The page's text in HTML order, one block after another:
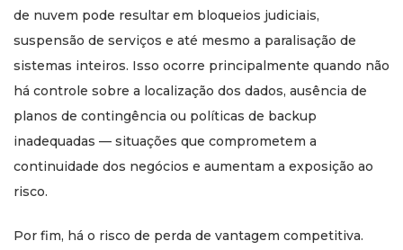
de nuvem pode resultar em bloqueios judiciais,
suspensão de serviços e até mesmo a paralisação de
sistemas inteiros. Isso ocorre principalmente quando não
há controle sobre a localização dos dados, ausência de
planos de contingência ou políticas de backup
inadequadas — situações que comprometem a
continuidade dos negócios e aumentam a exposição ao
risco.
Por fim, há o risco de perda de vantagem competitiva.